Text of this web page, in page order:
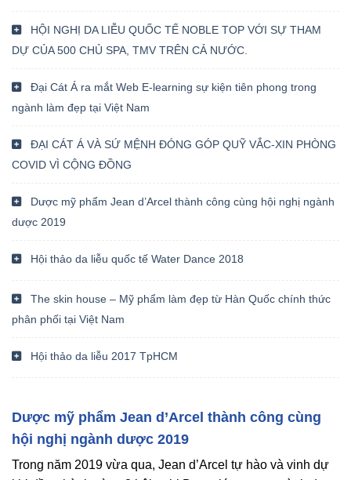
HỘI NGHỊ DA LIỄU QUỐC TẾ NOBLE TOP VỚI SỰ THAM
DỰ CỦA 500 CHỦ SPA, TMV TRÊN CẢ NƯỚC.
Đại Cát Á ra mắt Web E-learning sự kiện tiên phong trong
ngành làm đẹp tại Việt Nam
ĐẠI CÁT Á VÀ SỨ MỆNH ĐÓNG GÓP QUỸ VẮC-XIN PHÒNG
COVID VÌ CỘNG ĐỒNG
Dược mỹ phẩm Jean d’Arcel thành công cùng hội nghị ngành
dược 2019
Hội thảo da liễu quốc tế Water Dance 2018
The skin house – Mỹ phẩm làm đẹp từ Hàn Quốc chính thức
phân phối tại Việt Nam
Hội thảo da liễu 2017 TpHCM
Dược mỹ phẩm Jean d’Arcel thành công cùng
hội nghị ngành dược 2019
Trong năm 2019 vừa qua, Jean d’Arcel tự hào và vinh dự